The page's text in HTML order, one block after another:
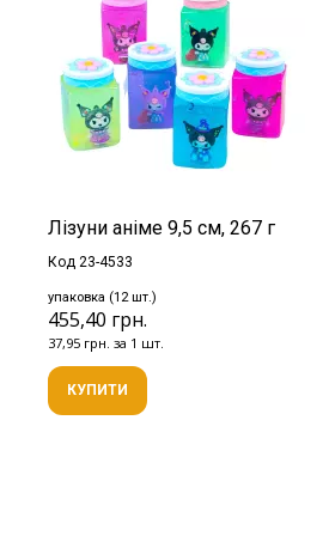
Лізуни аніме 9,5 см, 267 г
Код 23-4533
упаковка (12 шт.)
455,40 грн.
37,95 грн. за 1 шт.
КУПИТИ